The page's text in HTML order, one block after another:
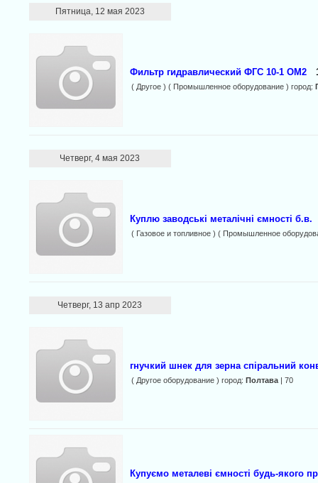
Пятница, 12 мая 2023
Фильтр гидравлический ФГС 10-1 ОМ2
( Другое ) ( Промышленное оборудование ) город:
Четверг, 4 мая 2023
Куплю заводські металічні ємності б.в.
( Газовое и топливное ) ( Промышленное
Четверг, 13 апр 2023
гнучкий шнек для зерна спіральний
( Другое оборудование ) город: Полтава| 70
Купуємо металеві ємності будь-якого